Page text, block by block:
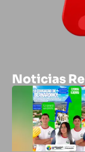
Noticias